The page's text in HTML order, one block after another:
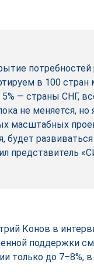
потребностей
в 100 стран
— страны СНГ,
не меняется, но
масштабных
будет
представитель
Конов в
поддержки
до 7–8%, в